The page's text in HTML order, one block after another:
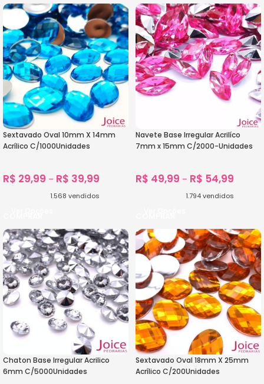
Sextavado Oval 10mm X 14mm
Acrílico C/1000Unidades
R$ 29,99 – R$ 39,99
1.568 vendidos
Navete Base Irregular Acrilíco
7mm x 15mm C/2000-Unidades
R$ 49,99 – R$ 54,99
1.794vendidos
Chaton Base Irregular Acrilico
6mm C/5000Unidades
Sextavado Oval 18mm X 25mm
Acrílico C/200Unidades